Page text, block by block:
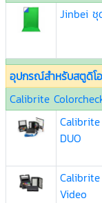
Jinbei ชุ
อุปกรณ์สำหรับสตูดิโ
Calibrite
DUO
Video